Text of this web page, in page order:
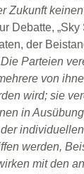
Zukunft
Debatte,
der
Parteien
von
wird; sie
in
werden,
mit den